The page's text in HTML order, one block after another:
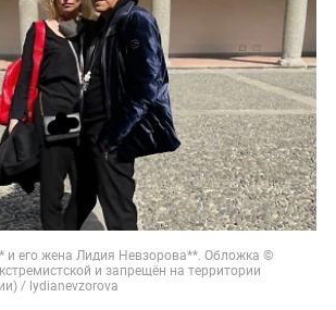
и его жена Лидия Невзорова**. Обложка ©
и запрещён на территории
/ lydianevzorova